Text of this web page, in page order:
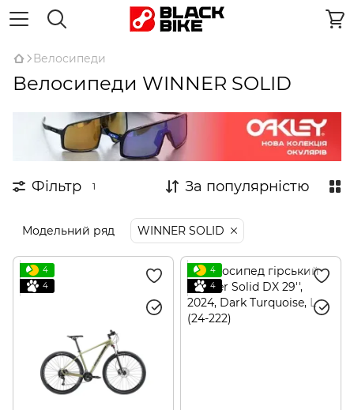
Велосипеди
Велосипеди WINNER SOLID
Фільтр 1 За популярністю
Модельний ряд WINNER SOLID
4
4
4
4